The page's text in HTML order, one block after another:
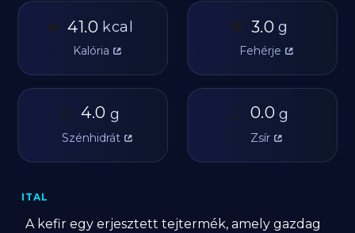
🔥 41.0 kcal
Kalória
🥩 3.0 g
Fehérje
🥔 4.0 g
Szénhidrát
🫒 0.0 g
Zsír
ITAL
A kefir egy erjesztett tejtermék, amely gazdag